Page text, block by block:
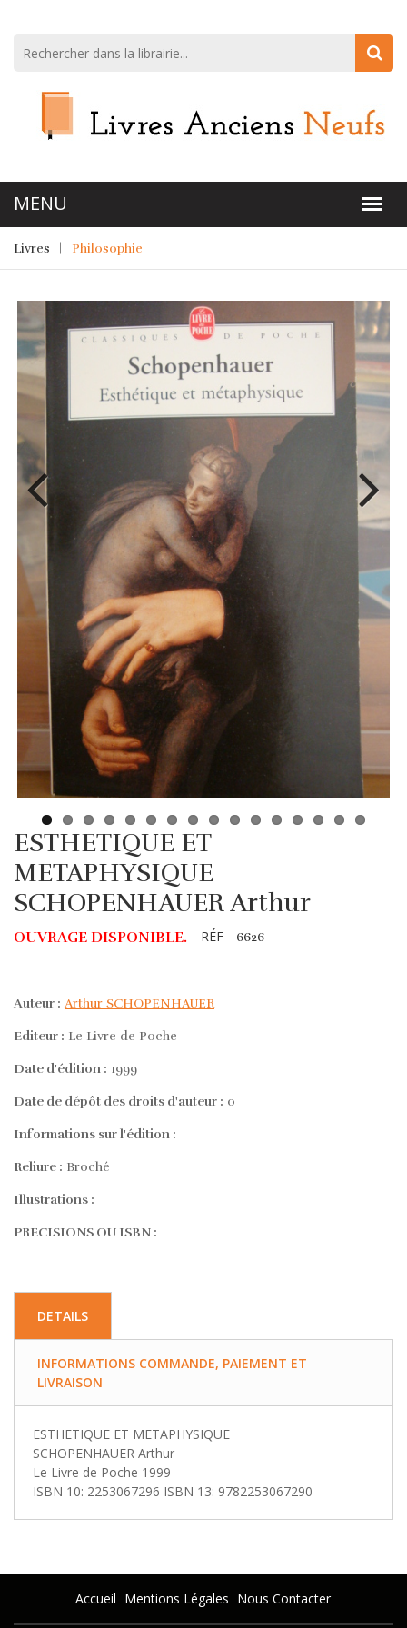
Livres Philosophie
ESTHETIQUE ET
METAPHYSIQUE
SCHOPENHAUER Arthur
OUVRAGE DISPONIBLE. RÉF 6626
Auteur : Arthur SCHOPENHAUER
Editeur : Le Livre de Poche
Date d'édition : 1999
Date de dépôt des droits d'auteur : 0
Informations sur l'édition :
Reliure : Broché
Illustrations :
PRECISIONS OU ISBN :
DETAILS
INFORMATIONS COMMANDE, PAIEMENT ET
LIVRAISON
ESTHETIQUE ET METAPHYSIQUE
SCHOPENHAUER Arthur
Le Livre de Poche 1999
ISBN 10: 2253067296 ISBN 13: 9782253067290
Accueil Mentions Légales Nous Contacter